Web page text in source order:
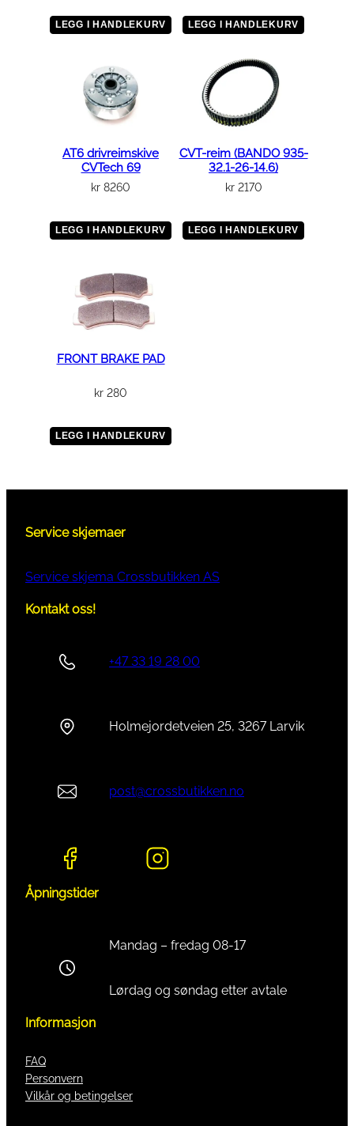
LEGG I HANDLEKURV LEGG I HANDLEKURV
AT6 drivreimskive
CVTech 69
kr 8260
LEGG I HANDLEKURV
CVT-reim (BANDO 935-
32.1-26-14.6)
kr2170
LEGG I HANDLEKURV
FRONT BRAKE PAD
kr 280
LEGG I HANDLEKURV
Service skjemaer
Service skjema Crossbutikken AS
Kontakt oss!
+47 33 19 28 00
Holmejordetveien 25, 3267 Larvik
post@crossbutikken.no
Åpningstider
Mandag – fredag 08-17
Lørdag og søndag etter avtale
Informasjon
FAQ
Personvern
Vilkår og betingelser